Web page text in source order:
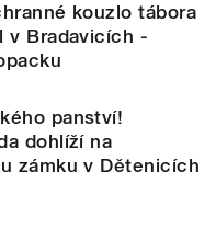
kouzlo tábora
v Bradavicích -
panství!
dohlíží na
zámku v Dětenicích